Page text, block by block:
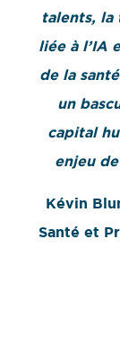
talents, la
liée à l’IA
de la
un
capital
enjeu
Kévin
Santé et